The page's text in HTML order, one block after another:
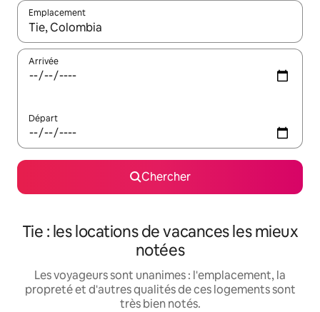
Emplacement
Quand les résultats sont affichés, parcourez-les en utilisant
Arrivée
Départ
Chercher
Tie : les locations de vacances les mieux
notées
Les voyageurs sont unanimes : l'emplacement, la
propreté et d'autres qualités de ces logements sont
très bien notés.